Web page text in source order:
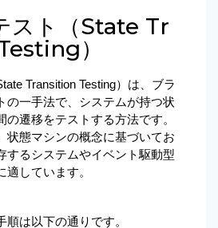
スト（State Tr
）
Transition Testing）は、ブラ
の一手法で、システムが持つ状
の遷移をテストする方法です。
状態マシンの概念に基づいてお
するシステムやイベント駆動型
適しています。
は以下の通りです。